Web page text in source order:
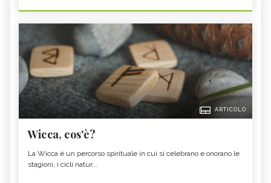
ARTICOLO
Wicca, cos'è?
La Wicca è un percorso spirituale in cui si celebrano e onorano le
stagioni, i cicli natur...